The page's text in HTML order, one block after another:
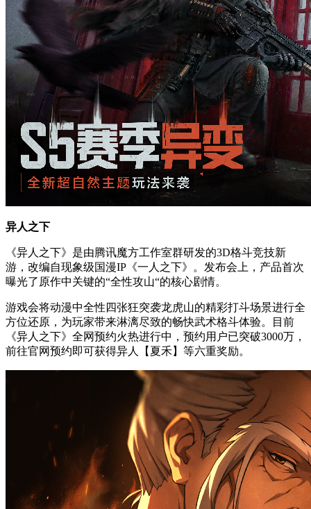
异人之下
《异人之下》是由腾讯魔方工作室群研发的3D格斗竞技新
游，改编自现象级国漫IP《一人之下》。发布会上，产品首次
曝光了原作中关键的“全性攻山“的核心剧情。
游戏会将动漫中全性四张狂突袭龙虎山的精彩打斗场景进行全
方位还原，为玩家带来淋漓尽致的畅快武术格斗体验。目前
《异人之下》全网预约火热进行中，预约用户已突破3000万，
前往官网预约即可获得异人【夏禾】等六重奖励。